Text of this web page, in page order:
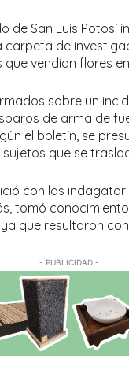
de San Luis Potosí
carpeta de
vendían flores
sobre un
de arma de
el boletín, se
que se
con las
tomó
que resultaron con
- PUBLICIDAD -